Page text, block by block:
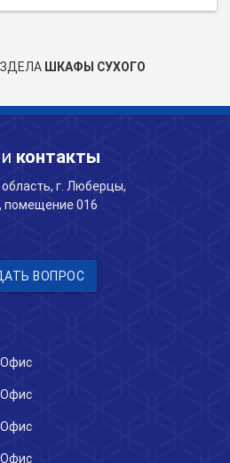
ШКАФЫ СУХОГО
контакты
г. Люберцы,
помещение 016
ВОПРОС